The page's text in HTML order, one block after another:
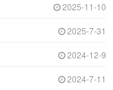
2025-11-10
2025-7-31
2024-12-9
2024-7-11